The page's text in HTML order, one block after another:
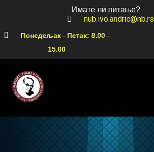
Имате ли питање?
nub.ivo.andric@nb.rs
Понедељак - Петак: 8.00 -
15.00